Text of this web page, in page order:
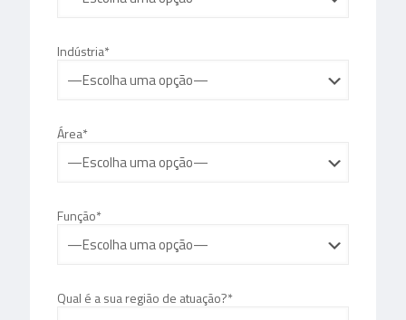
Indústria*
Área*
Função*
Qual é a sua região de atuação?*